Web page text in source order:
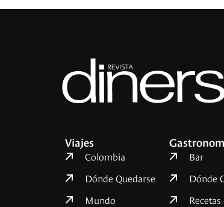
Viajes
Colombia
Dónde Quedarse
Mundo
Bar
Dónde
Recetas